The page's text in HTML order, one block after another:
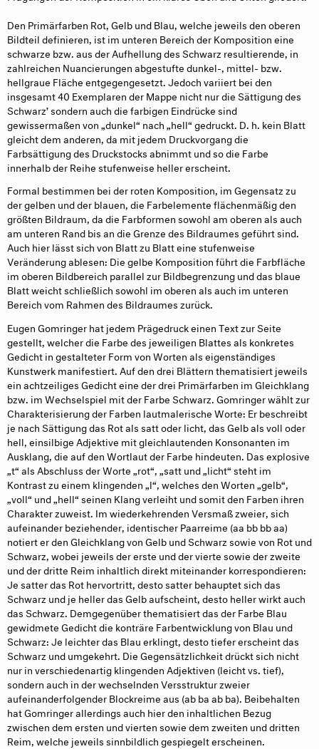
Den Primärfarben Rot, Gelb und Blau, welche jeweils den oberen
Bildteil definieren, ist im unteren Bereich der Komposition eine
schwarze bzw. aus der Aufhellung des Schwarz resultierende, in
zahlreichen Nuancierungen abgestufte dunkel-, mittel- bzw.
hellgraue Fläche entgegengesetzt. Jedoch variiert bei den
insgesamt 40 Exemplaren der Mappe nicht nur die Sättigung des
Schwarz’ sondern auch die farbigen Eindrücke sind
gewissermaßen von „dunkel“ nach „hell“ gedruckt. D. h. kein Blatt
gleicht dem anderen, da mit jedem Druckvorgang die
Farbsättigung des Druckstocks abnimmt und so die Farbe
innerhalb der Reihe stufenweise heller erscheint.
Formal bestimmen bei der roten Komposition, im Gegensatz zu
der gelben und der blauen, die Farbelemente flächenmäßig den
größten Bildraum, da die Farbformen sowohl am oberen als auch
am unteren Rand bis an die Grenze des Bildraumes geführt sind.
Auch hier lässt sich von Blatt zu Blatt eine stufenweise
Veränderung ablesen: Die gelbe Komposition führt die Farbfläche
im oberen Bildbereich parallel zur Bildbegrenzung und das blaue
Blatt weicht schließlich sowohl im oberen als auch im unteren
Bereich vom Rahmen des Bildraumes zurück.
Eugen Gomringer hat jedem Prägedruck einen Text zur Seite
gestellt, welcher die Farbe des jeweiligen Blattes als konkretes
Gedicht in gestalteter Form von Worten als eigenständiges
Kunstwerk manifestiert. Auf den drei Blättern thematisiert jeweils
ein achtzeiliges Gedicht eine der drei Primärfarben im Gleichklang
bzw. im Wechselspiel mit der Farbe Schwarz. Gomringer wählt zur
Charakterisierung der Farben lautmalerische Worte: Er beschreibt
je nach Sättigung das Rot als satt oder licht, das Gelb als voll oder
hell, einsilbige Adjektive mit gleichlautenden Konsonanten im
Ausklang, die auf den Wortlaut der Farbe hindeuten. Das explosive
„t“ als Abschluss der Worte „rot“, „satt und „licht“ steht im
Kontrast zu einem klingenden „l“, welches den Worten „gelb“,
„voll“ und „hell“ seinen Klang verleiht und somit den Farben ihren
Charakter zuweist. Im wiederkehrenden Versmaß zweier, sich
aufeinander beziehender, identischer Paarreime (aa bb bb aa)
notiert er den Gleichklang von Gelb und Schwarz sowie von Rot und
Schwarz, wobei jeweils der erste und der vierte sowie der zweite
und der dritte Reim inhaltlich direkt miteinander korrespondieren:
Je satter das Rot hervortritt, desto satter behauptet sich das
Schwarz und je heller das Gelb aufscheint, desto heller wirkt auch
das Schwarz. Demgegenüber thematisiert das der Farbe Blau
gewidmete Gedicht die konträre Farbentwicklung von Blau und
Schwarz: Je leichter das Blau erklingt, desto tiefer erscheint das
Schwarz und umgekehrt. Die Gegensätzlichkeit drückt sich nicht
nur in verschiedenartig klingenden Adjektiven (leicht vs. tief),
sondern auch in der wechselnden Versstruktur zweier
aufeinanderfolgender Blockreime aus (ab ba ab ba). Beibehalten
hat Gomringer allerdings auch hier den inhaltlichen Bezug
zwischen dem ersten und vierten sowie dem zweiten und dritten
Reim, welche jeweils sinnbildlich gespiegelt erscheinen.